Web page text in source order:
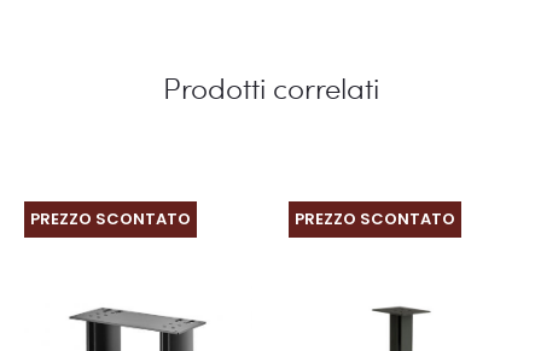
Prodotti correlati
PREZZO SCONTATO PREZZO SCONTATO